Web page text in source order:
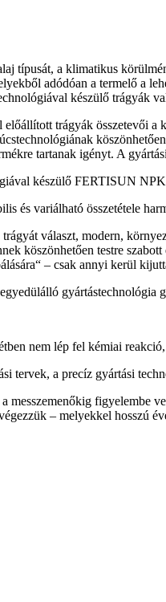
típusát, a klimatikus
adódóan a termelő a
készülő trágyák
trágyák összetevői a
tartanak igényt. A
készülő FERTISUN
és variálható összetétele
választ, modern,
köszönhetően testre
– csak annyi kerül
nem lép fel kémiai
tervek, a precíz gyártási
messzemenőkig figyelembe
– melyekkel hosszú